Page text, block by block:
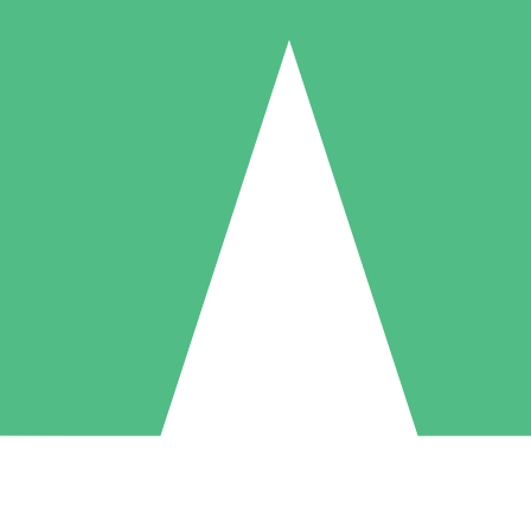
Individuele Creditpakketten
per gebruik met downloadtegoeden. Geen maandelijkse verplichting
5 Downloaden
US$